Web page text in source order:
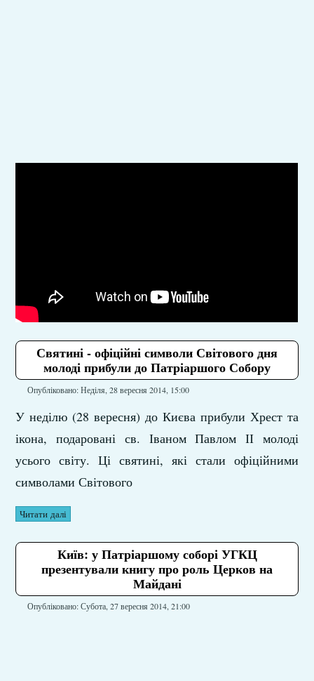
Святині - офіційні символи Світового дня
молоді прибули до Патріаршого Собору
Опубліковано: Неділя, 28 вересня 2014, 15:00
У неділю (28 вересня) до Києва прибули Хрест та
ікона, подаровані св. Іваном Павлом ІІ молоді
усього світу. Ці святині, які стали офіційними
символами Світового
Читати далі
Київ: у Патріаршому соборі УГКЦ
презентували книгу про роль Церков на
Майдані
Опубліковано: Субота, 27 вересня 2014, 21:00